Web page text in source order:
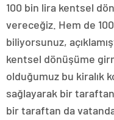
100 bin lira kentsel
vereceğiz. Hem de 100
biliyorsunuz,
kentsel dönüşüme
olduğumuz bu kiralık
sağlayarak bir
bir taraftan da